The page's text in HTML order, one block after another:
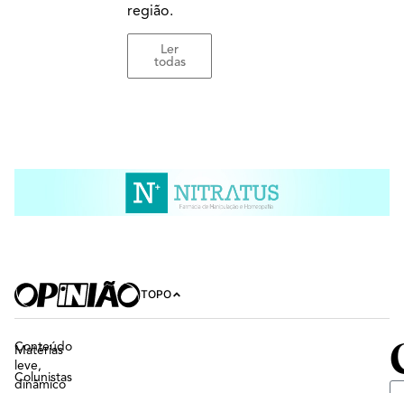
região.
Ler
todas
TOPO
Conteúdo
leve,
dinâmico
Matérias
Colunistas